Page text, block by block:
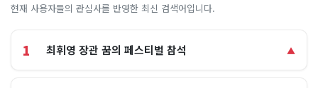
현재 사용자들의 관심사를 반영한 최신 검색어입니다.
1 최휘영 장관 꿈의 페스티벌 참석 ▲